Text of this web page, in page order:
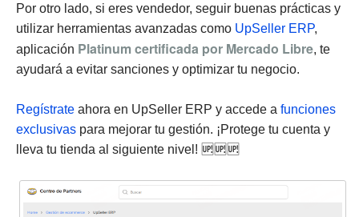
Por otro lado, si eres vendedor, seguir buenas prácticas y
utilizar herramientas avanzadas como UpSeller ERP,
aplicación Platinum certificada por Mercado Libre, te
ayudará a evitar sanciones y optimizar tu negocio.
Regístrate ahora en UpSeller ERP y accede a funciones
exclusivas para mejorar tu gestión. ¡Protege tu cuenta y
lleva tu tienda al siguiente nivel! 🆙🆙🆙